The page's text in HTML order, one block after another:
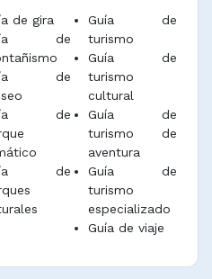
de gira
de
de
de
de
Guía de
turismo
Guía de
turismo
cultural
Guía de
turismo de
aventura
Guía de
turismo
especializado
Guía de viaje